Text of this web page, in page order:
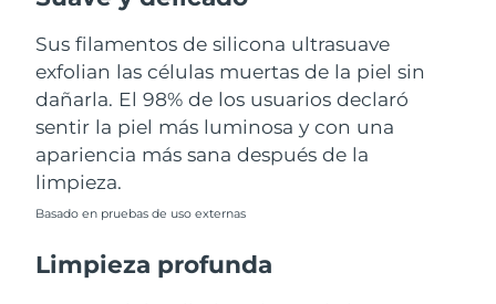
Sus filamentos de silicona ultrasuave
exfolian las células muertas de la piel sin
dañarla. El 98% de los usuarios declaró
sentir la piel más luminosa y con una
apariencia más sana después de la
limpieza.
Basado en pruebas de uso externas
Limpieza profunda
Filipinas Entrega prevista
Polonia Entrega prevista8/13/26
Portugal Entrega prevista
Catar